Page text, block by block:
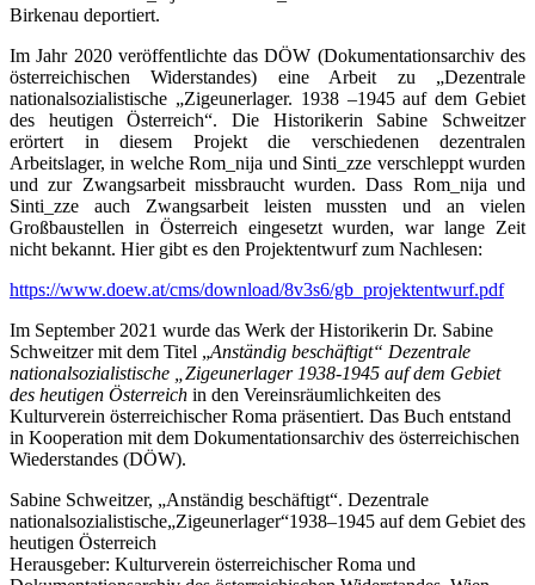
Birkenau deportiert.
Im Jahr 2020 veröffentlichte das DÖW (Dokumentationsarchiv des
österreichischen Widerstandes) eine Arbeit zu „Dezentrale
nationalsozialistische „Zigeunerlager. 1938 –1945 auf dem Gebiet
des heutigen Österreich“. Die Historikerin Sabine Schweitzer
erörtert in diesem Projekt die verschiedenen dezentralen
Arbeitslager, in welche Rom_nija und Sinti_zze verschleppt wurden
und zur Zwangsarbeit missbraucht wurden. Dass Rom_nija und
Sinti_zze auch Zwangsarbeit leisten mussten und an vielen
Großbaustellen in Österreich eingesetzt wurden, war lange Zeit
nicht bekannt. Hier gibt es den Projektentwurf zum Nachlesen:
https://www.doew.at/cms/download/8v3s6/gb_projektentwurf.pdf
Im September 2021 wurde das Werk der Historikerin Dr. Sabine
Schweitzer mit dem Titel „Anständig beschäftigt“ Dezentrale
nationalsozialistische „Zigeunerlager 1938-1945 auf dem Gebiet
des heutigen Österreich in den Vereinsräumlichkeiten des
Kulturverein österreichischer Roma präsentiert. Das Buch entstand
in Kooperation mit dem Dokumentationsarchiv des österreichischen
Wiederstandes (DÖW).
Sabine Schweitzer, „Anständig beschäftigt“. Dezentrale
nationalsozialistische„Zigeunerlager“1938–1945 auf dem Gebiet des
heutigen Österreich
Herausgeber: Kulturverein österreichischer Roma und